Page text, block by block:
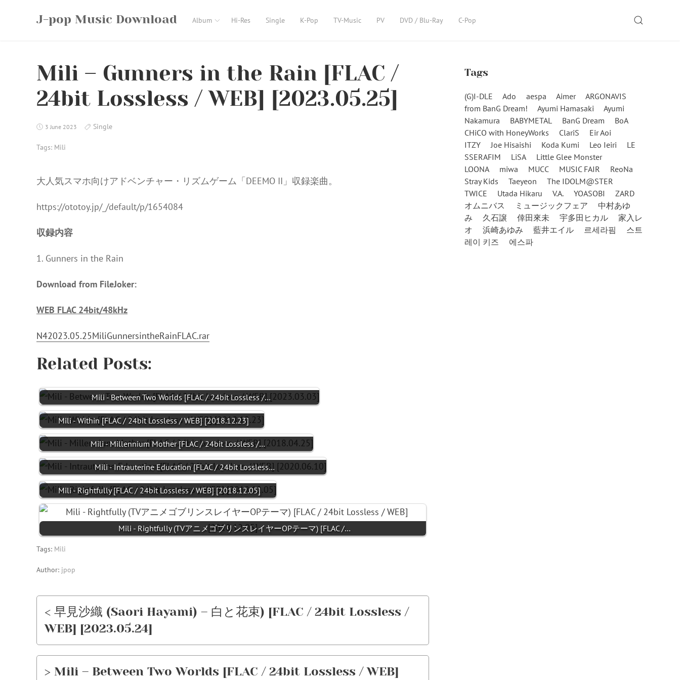
J-pop Music Download Album Hi-Res Single K-Pop TV-Music PV DVD / Blu-Ray C-Pop SEARCH
Mili – Gunners in the Rain [FLAC /
24bit Lossless / WEB] [2023.05.25]
3 June 2023 Single
Tags: Mili
大人気スマホ向けアドベンチャー・リズムゲーム「DEEMO II」収録楽曲。
https://ototoy.jp/_/default/p/1654084
収録内容
1. Gunners in the Rain
Download from FileJoker:
WEB FLAC 24bit/48kHz
N42023.05.25MiliGunnersintheRainFLAC.rar
Related Posts:
Mili - Between Two Worlds [FLAC / 24bit Lossless /…
Mili - Within [FLAC / 24bit Lossless / WEB] [2018.12.23]
Mili - Millennium Mother [FLAC / 24bit Lossless /…
Mili - Intrauterine Education [FLAC / 24bit Lossless…
Mili - Rightfully [FLAC / 24bit Lossless / WEB] [2018.12.05]
Mili - Rightfully (TVアニメゴブリンスレイヤーOPテーマ) [FLAC /…
Tags: Mili
Author: jpop
< 早見沙織 (Saori Hayami) – 白と花束) [FLAC / 24bit Lossless /
WEB] [2023.05.24]
> Mili – Between Two Worlds [FLAC / 24bit Lossless / WEB]
Tags
(G)I-DLE Ado aespa Aimer
ARGONAVIS
from BanG Dream!
Ayumi Hamasaki
Ayumi
Nakamura
BABYMETAL BanG Dream
BoA
CHiCO with HoneyWorks
ClariS
Eir Aoi
ITZY
Joe Hisaishi Koda Kumi Leo Ieiri
LE
SSERAFIM
LiSA
Little Glee Monster
LOONA
miwa MUCC MUSIC FAIR
ReoNa
Stray Kids
Taeyeon
The IDOLM@STER
TWICE
Utada Hikaru V.A. YOASOBI
ZARD
オムニバス
ミュージックフェア
中村あゆ
み
久石譲 倖田來未 宇多田ヒカル
家入レ
オ
浜崎あゆみ 藍井エイル 르세라핌
스트
레이 키즈
에스파